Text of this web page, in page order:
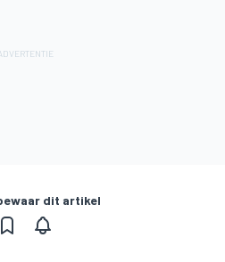
dit artikel